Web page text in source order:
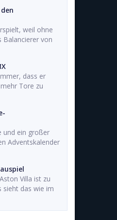
weil ohne
Balancierer von
dass er
Tore zu
und ein großer
Adventskalender
Villa ist zu
sieht das wie im